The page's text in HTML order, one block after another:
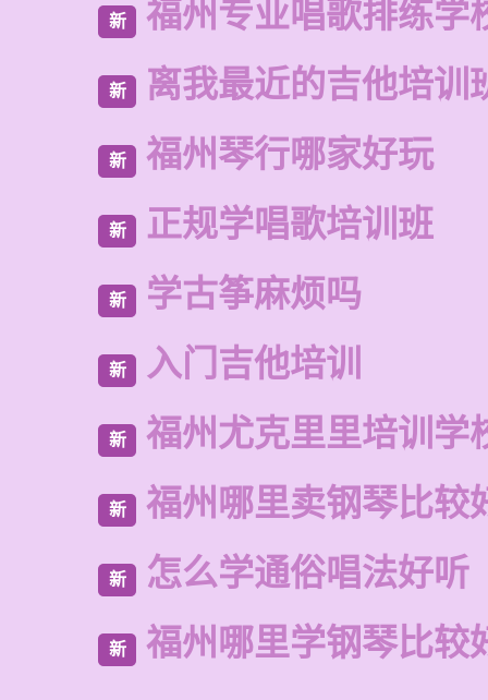
新 福州专业唱歌排练学
新 离我最近的吉他培训
新 福州琴行哪家好玩
新 正规学唱歌培训班
新 学古筝麻烦吗
新 入门吉他培训
新 福州尤克里里培训学
新 福州哪里卖钢琴比较
新 怎么学通俗唱法好听
新 福州哪里学钢琴比较